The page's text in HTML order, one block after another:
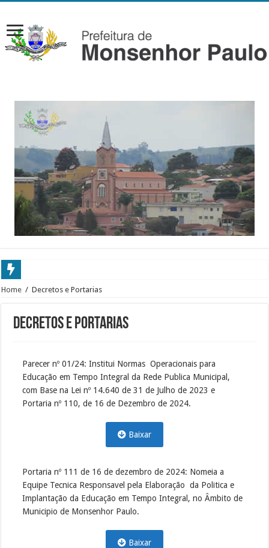
Home / Decretos e Portarias
Decretos e Portarias
Parecer nº 01/24: Institui Normas Operacionais para
Educação em Tempo Integral da Rede Publica Municipal,
com Base na Lei nº 14.640 de 31 de Julho de 2023 e
Portaria nº 110, de 16 de Dezembro de 2024.
Baixar
Portaria nº 111 de 16 de dezembro de 2024: Nomeia a
Equipe Tecnica Responsavel pela Elaboração da Politica e
Implantação da Educação em Tempo Integral, no Âmbito de
Municipio de Monsenhor Paulo.
Baixar